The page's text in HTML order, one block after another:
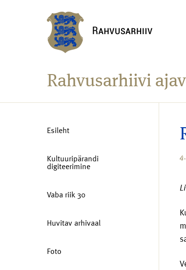
Rahvusarhiivi
Esileht
Kultuuripärandi
digiteerimine
Vaba riik 30
Huvitav arhivaal
Foto